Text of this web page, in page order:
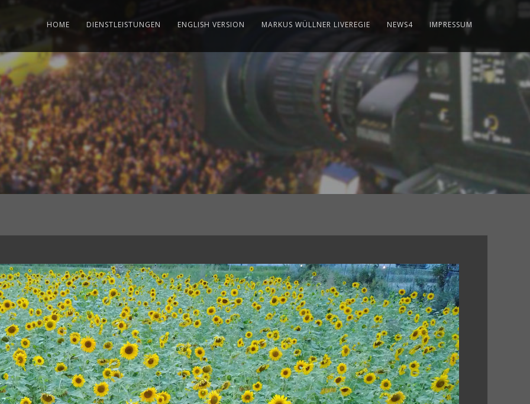
HOME DIENSTLEISTUNGEN ENGLISH VERSION MARKUS WÜLLNER LIVEREGIE NEWS4 IMPRESSUM